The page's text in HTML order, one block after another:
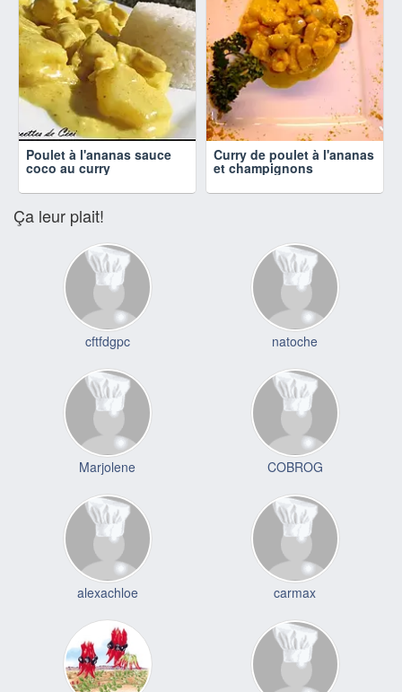
Poulet à l'ananas sauce
coco au curry
Curry de poulet à l'ananas
et champignons
Ça leur plait!
cftfdgpc natoche
Marjolene COBROG
alexachloe carmax